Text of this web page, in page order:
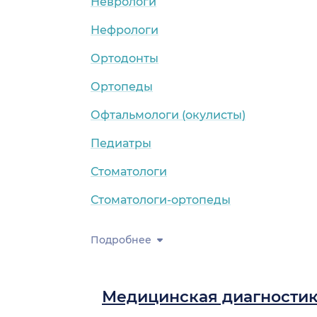
Нефрологи
Ортодонты
Ортопеды
Офтальмологи (окулисты)
Педиатры
Стоматологи
Стоматологи-ортопеды
Подробнее
Медицинская